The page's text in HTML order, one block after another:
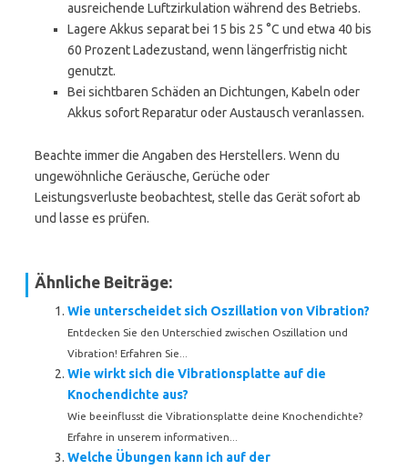
ausreichende Luftzirkulation während des Betriebs.
Lagere Akkus separat bei 15 bis 25 °C und etwa 40 bis
60 Prozent Ladezustand, wenn längerfristig nicht
genutzt.
Bei sichtbaren Schäden an Dichtungen, Kabeln oder
Akkus sofort Reparatur oder Austausch veranlassen.
Beachte immer die Angaben des Herstellers. Wenn du
ungewöhnliche Geräusche, Gerüche oder
Leistungsverluste beobachtest, stelle das Gerät sofort ab
und lasse es prüfen.
Ähnliche Beiträge:
Wie unterscheidet sich Oszillation von Vibration?
Entdecken Sie den Unterschied zwischen Oszillation und
Vibration! Erfahren Sie...
Wie wirkt sich die Vibrationsplatte auf die
Knochendichte aus?
Wie beeinflusst die Vibrationsplatte deine Knochendichte?
Erfahre in unserem informativen...
Welche Übungen kann ich auf der